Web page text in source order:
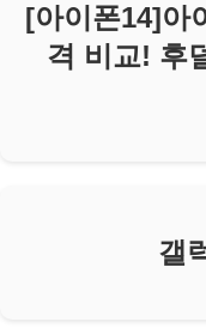
[아이폰14]아
격 비교! 후
갤